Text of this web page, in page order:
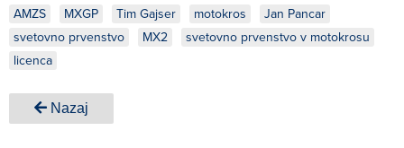
AMZS MXGP Tim Gajser motokros
Jan Pancar
svetovno prvenstvo
MX2
svetovno prvenstvo v motokrosu
licenca
Nazaj